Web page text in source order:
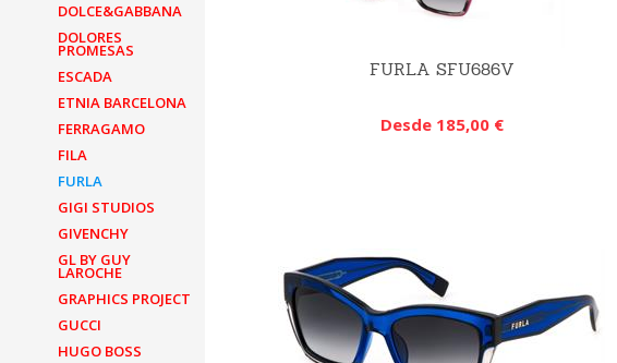
DOLCE&GABBANA
DOLORES
PROMESAS
ESCADA
ETNIA BARCELONA
FERRAGAMO
FILA
FURLA
GIGI STUDIOS
GIVENCHY
GL BY GUY
LAROCHE
GRAPHICS PROJECT
GUCCI
HUGO BOSS
FURLA SFU686V
Desde 185,00 €